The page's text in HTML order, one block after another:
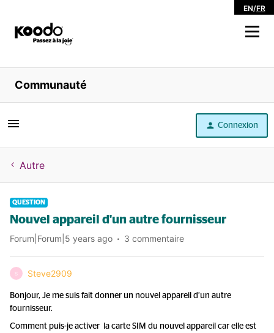
EN/FR
Magasiner
Libre service
Aide
Communauté
Connexion
Autre
QUESTION
Nouvel appareil d'un autre fournisseur
Forum|Forum|5 years ago 3 commentaire
S Steve2909
Bonjour, Je me suis fait donner un nouvel appareil d’un autre
fournisseur.
Comment puis-je activer la carte SIM du nouvel appareil car elle est